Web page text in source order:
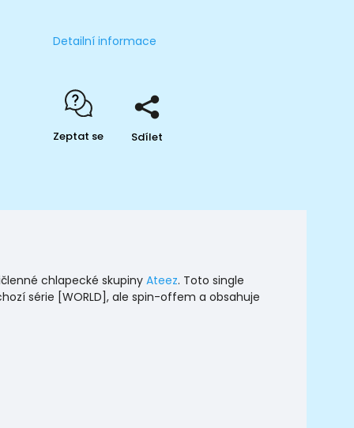
Detailní informace
Zeptat se Sdílet
chlapecké skupiny Ateez. Toto single
série [WORLD], ale spin-offem a obsahuje